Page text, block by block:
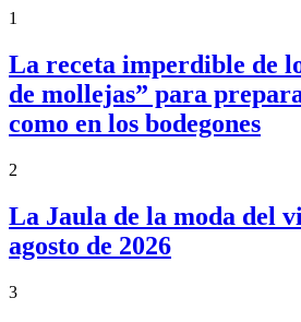
1
La receta imperdible de
de mollejas” para
como en los bodegones
2
La Jaula de la moda del
agosto de 2026
3